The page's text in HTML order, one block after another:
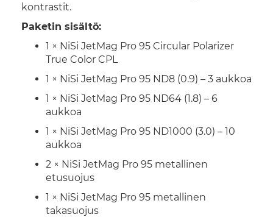
kontrastit.
Paketin sisältö:
1 × NiSi JetMag Pro 95 Circular Polarizer
True Color CPL
1 × NiSi JetMag Pro 95 ND8 (0.9) – 3 aukkoa
1 × NiSi JetMag Pro 95 ND64 (1.8) – 6
aukkoa
1 × NiSi JetMag Pro 95 ND1000 (3.0) – 10
aukkoa
2 × NiSi JetMag Pro 95 metallinen
etusuojus
1 × NiSi JetMag Pro 95 metallinen
takasuojus